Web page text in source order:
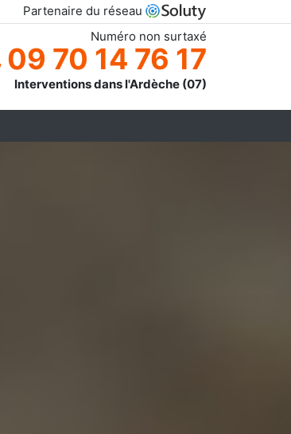
Partenaire du réseau
Numéro non surtaxé
09 70 14 76 17
Interventions dans l'Ardèche (07)